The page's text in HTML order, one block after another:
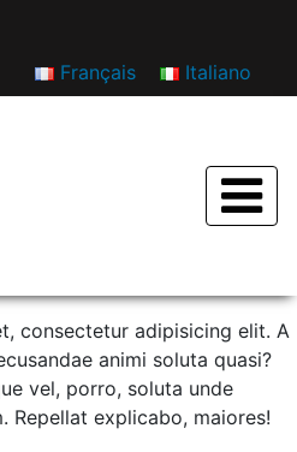
Français Italiano
consectetur adipisicing elit. A
animi soluta quasi?
vel, porro, soluta unde
Repellat explicabo, maiores!